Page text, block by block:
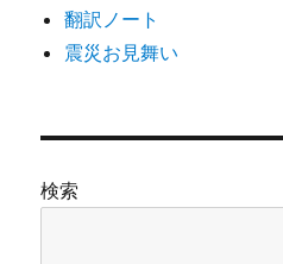
翻訳ノート
震災お見舞い
検索